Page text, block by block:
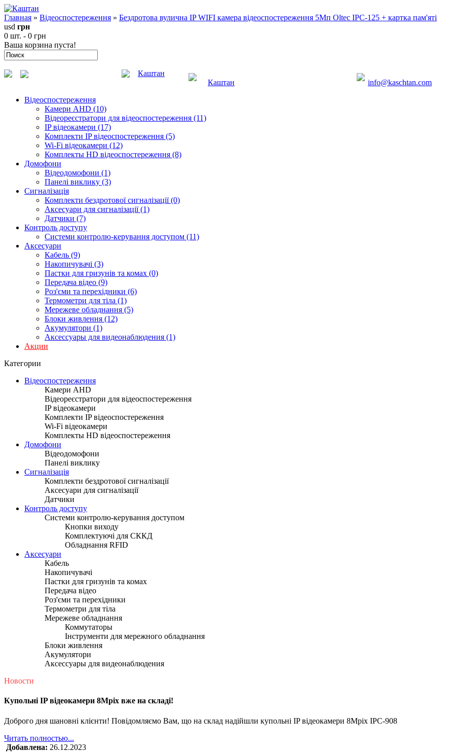
Главная » Відеоспостереження » Бездротова вулична IP WIFI камера відеоспостереження 5Мп Oltec IPC-125 + картка пам'яті
usd грн
0 шт. - 0 грн
Ваша корзина пуста!
Каштан
Каштан
info@kaschtan.com
Відеоспостереження
Камери AHD (10)
Відеореєстратори для відеоспостереження (11)
IP відеокамери (17)
Комплекти IP відеоспостереження (5)
Wi-Fi відеокамери (12)
Комплекты HD відеоспостереження (8)
Домофони
Відеодомофони (1)
Панелі виклику (3)
Сигналізація
Комплекти бездротової сигналізації (0)
Аксесуари для сигналізації (1)
Датчики (7)
Контроль доступу
Системи контролю-керування доступом (11)
Аксесуари
Кабель (9)
Накопичувачі (3)
Пастки для гризунів та комах (0)
Передача відео (9)
Роз'єми та перехідники (6)
Термометри для тіла (1)
Мережеве обладнання (5)
Блоки живлення (12)
Акумулятори (1)
Аксессуары для видеонаблюдения (1)
Акции
Категории
Відеоспостереження
Камери AHD
Відеореєстратори для відеоспостереження
IP відеокамери
Комплекти IP відеоспостереження
Wi-Fi відеокамери
Комплекты HD відеоспостереження
Домофони
Відеодомофони
Панелі виклику
Сигналізація
Комплекти бездротової сигналізації
Аксесуари для сигналізації
Датчики
Контроль доступу
Системи контролю-керування доступом
Кнопки виходу
Комплектуючі для СККД
Обладнання RFID
Аксесуари
Кабель
Накопичувачі
Пастки для гризунів та комах
Передача відео
Роз'єми та перехідники
Термометри для тіла
Мережеве обладнання
Коммутаторы
Інструменти для мережного обладнання
Блоки живлення
Акумулятори
Аксессуары для видеонаблюдения
Новости
Купольні IP відеокамери 8Mpix вже на складі!
Доброго дня шановні клієнти! Повідомляємо Вам, що на склад надійшли купольні IP відеокамери 8Mpix IPC-908
Читать полностью...
Добавлена: 26.12.2023